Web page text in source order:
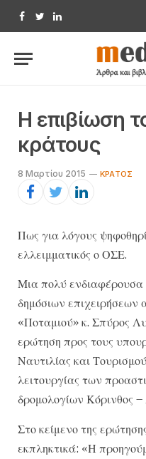
Facebook
TwitterLinkedIn
Η επιβίωση
κράτους
8 Μαρτίου 2015 ΚΡΆΤΟΣ
Πως για λόγους
ελλειμματικός ο ΟΣΕ.
Μια πολύ ενδιαφέρουσα
δημόσιων επιχειρήσεων
«Ποταμιού» κ. Σπύρος
ερώτηση προς τους
Ναυτιλίας και
λειτουργίας των
δρομολογίων Κόρινθος
Στο κείμενο της
εκπληκτικά: «Η